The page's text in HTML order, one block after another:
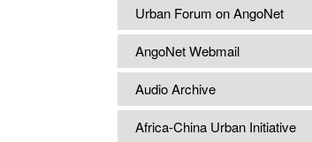
Urban Forum on AngoNet
AngoNet Webmail
Audio Archive
Africa-China Urban Initiative